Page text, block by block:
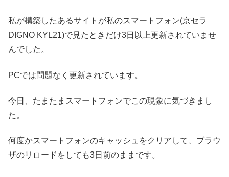
私が構築したあるサイトが私のスマートフォン(京セラ
DIGNO KYL21)で見たときだけ3日以上更新されていませ
んでした。
PCでは問題なく更新されています。
今日、たまたまスマートフォンでこの現象に気づきまし
た。
何度かスマートフォンのキャッシュをクリアして、ブラウ
ザのリロードをしても3日前のままです。